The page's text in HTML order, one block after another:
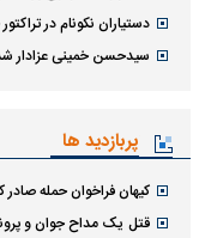
دستیاران نکونام در
سیدحسن خمینی عزادار
پربازدید ها
کیهان فراخوان حمله صادر
قتل یک مداح جوان و